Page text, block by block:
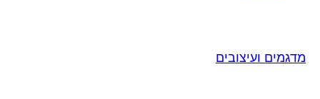
מדגמים ועיצובים